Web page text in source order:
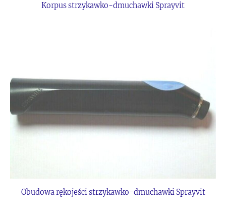
Korpus strzykawko-dmuchawki Sprayvit
Obudowa rękojeści strzykawko-dmuchawki Sprayvit